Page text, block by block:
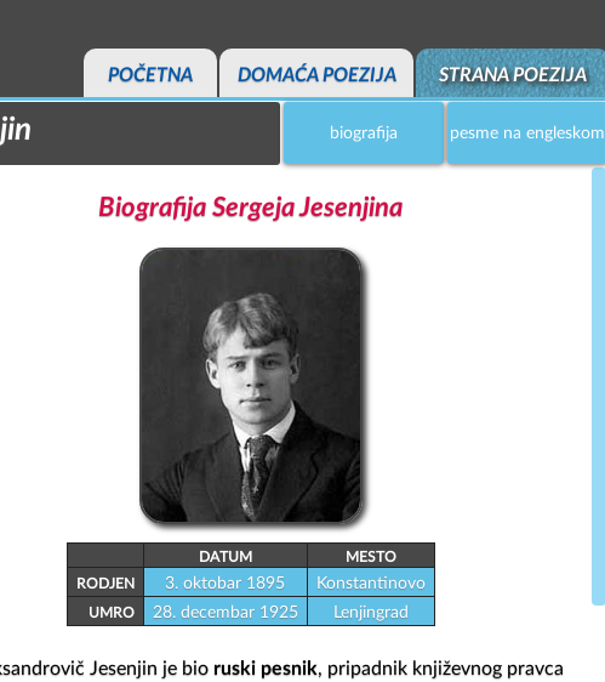
POČETNA DOMAĆA POEZIJA STRANA POEZIJA
biografija pesme na engleskom
Biografija Sergeja Jesenjina
DATUM
MESTO
RODJEN
3. oktobar 1895 Konstantinovo
UMRO 28. decembar 1925 Lenjingrad
Jesenjin je bio ruski pesnik, pripadnik književnog pravca